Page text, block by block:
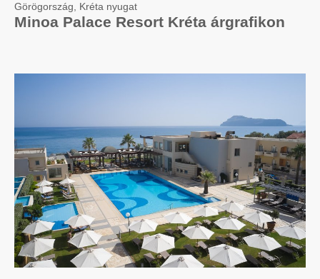
Görögország, Kréta nyugat
Minoa Palace Resort Kréta árgrafikon